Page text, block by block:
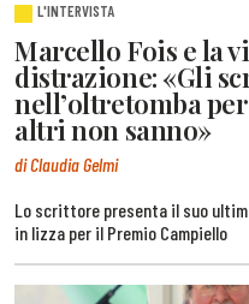
L'INTERVISTA
Marcello Fois e la
distrazione: «Gli
nell’oltretomba
altri non sanno»
di Claudia Gelmi
Lo scrittore presenta il suo
in lizza per il Premio Campiello